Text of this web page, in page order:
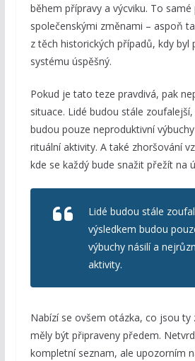
během přípravy a výcviku. To samé
společenskými změnami – aspoň
z těch historických případů, kdy byl
systému úspěšný.
Pokud je tato teze pravdivá, pak
situace. Lidé budou stále
budou pouze neproduktivní
rituální aktivity. A také zhoršování
kde se každý bude snažit přežít na
Lidé budou stále
výsledkem budou
výbuchy násilí a
aktivity.
Nabízí se ovšem otázka, co jsou ty
měly být připraveny předem.
kompletní seznam, ale upozorním